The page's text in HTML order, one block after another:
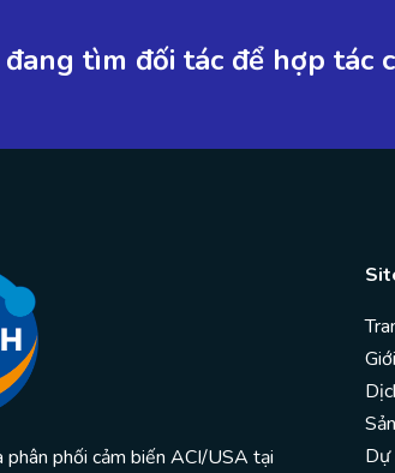
tìm đối tác để hợp tác
phân phối cảm biến ACI/USA tại
Dự